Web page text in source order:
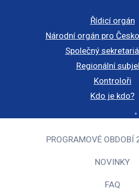
Řídicí orgán
Národní orgán pro
Společný
Regionální
Kontroloři
Kdo je kdo?
PROGRAMOVÉ
NOVINKY
FAQ